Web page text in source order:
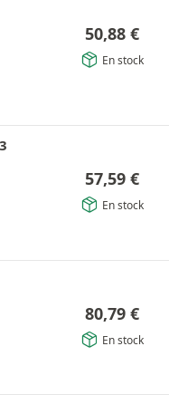
50,88 €
En stock
57,59 €
En stock
80,79 €
En stock